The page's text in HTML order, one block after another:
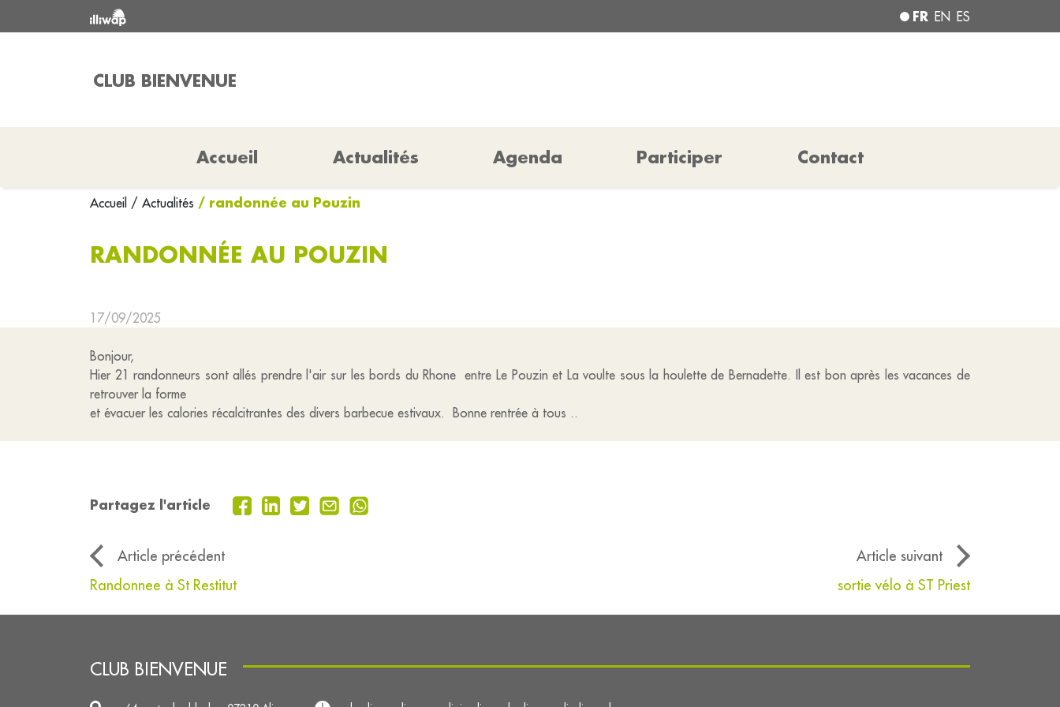
FR EN ES
CLUB BIENVENUE
Accueil Actualités Agenda Participer Contact
Accueil / Actualités / randonnée au Pouzin
RANDONNÉE AU POUZIN
17/09/2025
Bonjour,
Hier 21 randonneurs sont allés prendre l'air sur les bords du Rhone entre Le Pouzin et La voulte sous la houlette de Bernadette. Il est bon après les vacances de
retrouver la forme
et évacuer les calories récalcitrantes des divers barbecue estivaux. Bonne rentrée à tous ..
Partagez l'article
Article précédent
Article suivant
Randonnee à St Restitut
sortie vélo à ST Priest
CLUB BIENVENUE